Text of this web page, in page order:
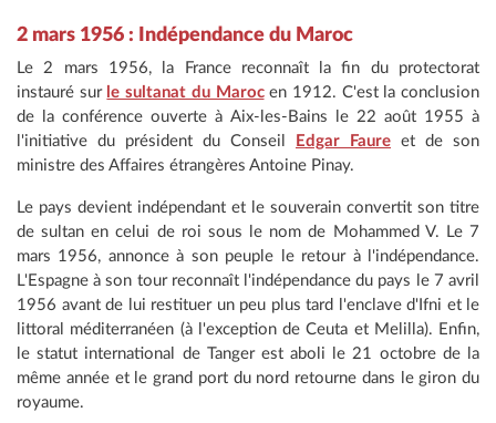
2 mars 1956 : Indépendance du Maroc
Le 2 mars 1956, la France reconnaît la fin du protectorat
instauré sur le sultanat du Marocen 1912. C'est la conclusion
de la conférence ouverte à Aix-les-Bains le 22 août 1955 à
l'initiative du président du Conseil
Edgar Faure et de son
ministre des Affaires étrangères Antoine Pinay.
Le pays devient indépendant et le souverain convertit son titre
de sultan en celui de roi sous le nom de Mohammed V. Le 7
mars 1956, annonce à son peuple le retour à l'indépendance.
L'Espagne à son tour reconnaît l'indépendance du pays le 7 avril
1956 avant de lui restituer un peu plus tard l'enclave d'Ifni et le
littoral méditerranéen (à l'exception de Ceuta et Melilla). Enfin,
le statut international de Tanger est aboli le 21 octobre de la
même année et le grand port du nord retourne dans le giron du
royaume.